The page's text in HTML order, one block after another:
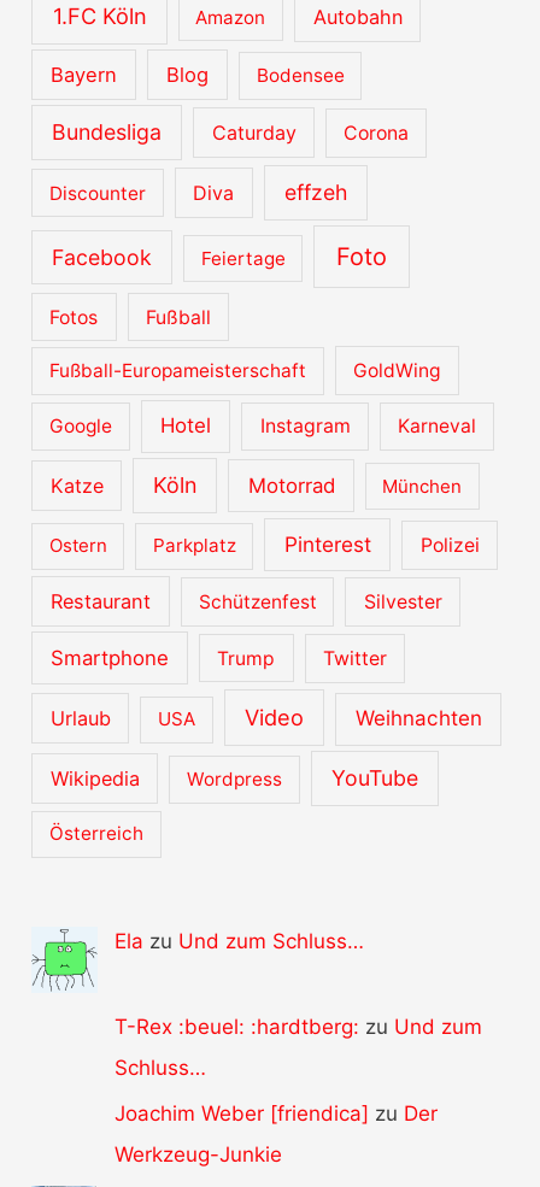
1.FC Köln Amazon Autobahn
Bayern Blog Bodensee
Bundesliga Caturday Corona
Discounter Diva effzeh
Facebook Feiertage Foto
Fotos Fußball
Fußball-Europameisterschaft GoldWing
Google Hotel Instagram Karneval
Katze Köln Motorrad München
Ostern Parkplatz Pinterest Polizei
Restaurant Schützenfest Silvester
Smartphone Trump Twitter
Urlaub USA Video Weihnachten
Wikipedia Wordpress YouTube
Österreich
Ela zu Und zum Schluss…
T-Rex :beuel: :hardtberg: zu Und zum
Schluss…
Joachim Weber [friendica] zu Der
Werkzeug-Junkie